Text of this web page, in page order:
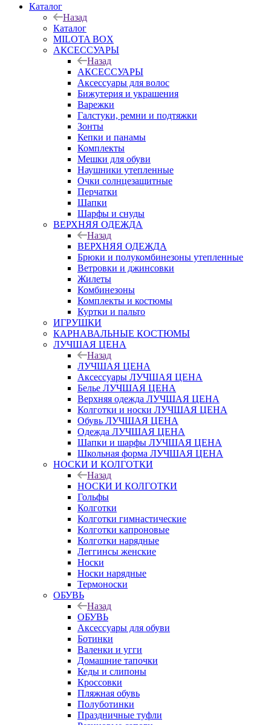
Каталог
Назад
Каталог
MILOTA BOX
АКСЕССУАРЫ
Назад
АКСЕССУАРЫ
Аксессуары для волос
Бижутерия и украшения
Варежки
Галстуки, ремни и подтяжки
Зонты
Кепки и панамы
Комплекты
Мешки для обуви
Наушники утепленные
Очки солнцезащитные
Перчатки
Шапки
Шарфы и снуды
ВЕРХНЯЯ ОДЕЖДА
Назад
ВЕРХНЯЯ ОДЕЖДА
Брюки и полукомбинезоны утепленные
Ветровки и джинсовки
Жилеты
Комбинезоны
Комплекты и костюмы
Куртки и пальто
ИГРУШКИ
КАРНАВАЛЬНЫЕ КОСТЮМЫ
ЛУЧШАЯ ЦЕНА
Назад
ЛУЧШАЯ ЦЕНА
Аксессуары ЛУЧШАЯ ЦЕНА
Белье ЛУЧШАЯ ЦЕНА
Верхняя одежда ЛУЧШАЯ ЦЕНА
Колготки и носки ЛУЧШАЯ ЦЕНА
Обувь ЛУЧШАЯ ЦЕНА
Одежда ЛУЧШАЯ ЦЕНА
Шапки и шарфы ЛУЧШАЯ ЦЕНА
Школьная форма ЛУЧШАЯ ЦЕНА
НОСКИ И КОЛГОТКИ
Назад
НОСКИ И КОЛГОТКИ
Гольфы
Колготки
Колготки гимнастические
Колготки капроновые
Колготки нарядные
Леггинсы женские
Носки
Носки нарядные
Термоноски
ОБУВЬ
Назад
ОБУВЬ
Аксессуары для обуви
Ботинки
Валенки и угги
Домашние тапочки
Кеды и слипоны
Кроссовки
Пляжная обувь
Полуботинки
Праздничные туфли